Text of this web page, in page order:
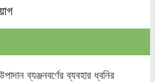
ব্যঞ্জনবর্ণের ব্যবহার ধ্বনির